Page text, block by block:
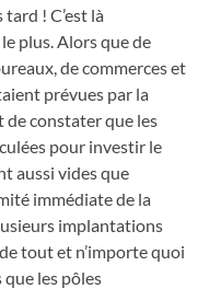
! C’est là
plus. Alors que de
de commerces et
prévues par la
de constater que les
pour investir le
aussi vides que
immédiate de la
implantations
tout et n’importe quoi
les pôles